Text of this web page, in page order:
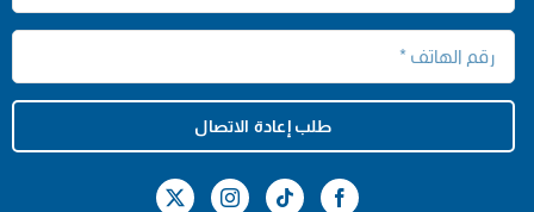
طلب إعادة الاتصال